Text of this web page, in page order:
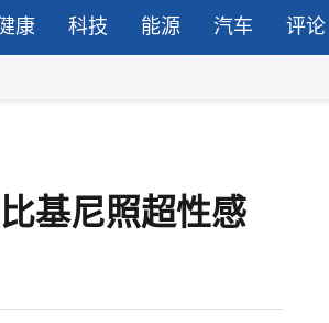
康 科技 能源 汽车 评论
基尼照超性感